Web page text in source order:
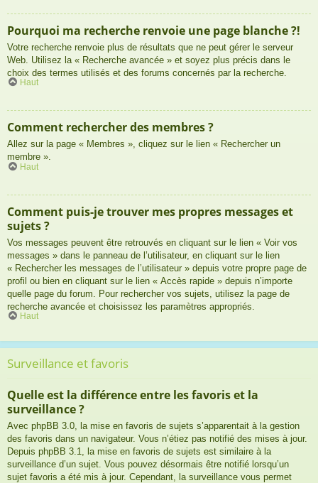
Pourquoi ma recherche renvoie une page blanche ?!
Votre recherche renvoie plus de résultats que ne peut gérer le serveur
Web. Utilisez la « Recherche avancée » et soyez plus précis dans le
choix des termes utilisés et des forums concernés par la recherche.
Haut
Comment rechercher des membres ?
Allez sur la page « Membres », cliquez sur le lien « Rechercher un
membre ».
Haut
Comment puis-je trouver mes propres messages et
sujets ?
Vos messages peuvent être retrouvés en cliquant sur le lien « Voir vos
messages » dans le panneau de l’utilisateur, en cliquant sur le lien
« Rechercher les messages de l’utilisateur » depuis votre propre page de
profil ou bien en cliquant sur le lien « Accès rapide » depuis n’importe
quelle page du forum. Pour rechercher vos sujets, utilisez la page de
recherche avancée et choisissez les paramètres appropriés.
Haut
Surveillance et favoris
Quelle est la différence entre les favoris et la
surveillance ?
Avec phpBB 3.0, la mise en favoris de sujets s’apparentait à la gestion
des favoris dans un navigateur. Vous n’étiez pas notifié des mises à jour.
Depuis phpBB 3.1, la mise en favoris de sujets est similaire à la
surveillance d’un sujet. Vous pouvez désormais être notifié lorsqu’un
sujet favoris a été mis à jour. Cependant, la surveillance vous permet